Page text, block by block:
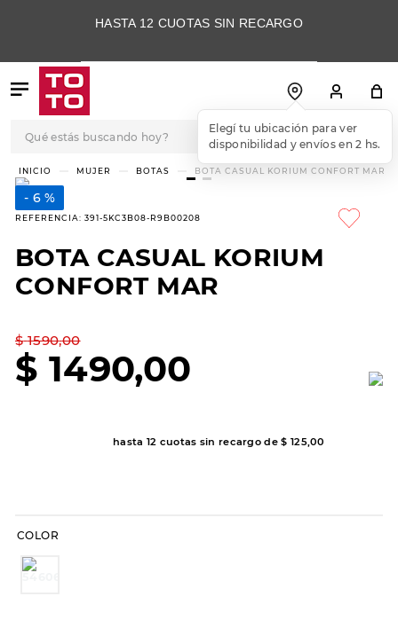
HASTA 12 CUOTAS SIN RECARGO
Elegí tu ubicación para ver
disponibilidad y envíos en 2 hs.
MUJER BOTAS BOTA CASUAL KORIUM CONFORT MAR
6 %
REFERENCIA: 391-5KC3B08-R9B00208
BOTA CASUAL KORIUM
CONFORT MAR
$ 1590,00
$ 1490,00
hasta 12 cuotas sin recargo de$ 125,00
COLOR
TÉRMINOS MÁS
BUSCADOS
3.